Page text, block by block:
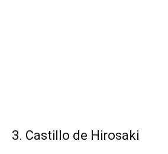
3. Castillo de Hirosaki